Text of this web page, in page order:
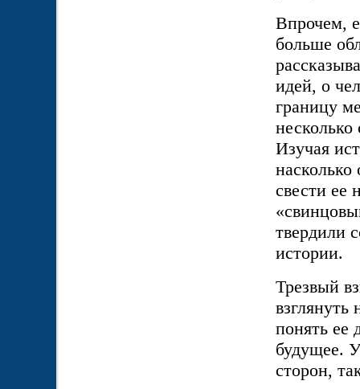
Впрочем,
больше
идей, о
границу
несколько
Изучая
свести ее
твердили
истории.
Трезвый
понять ее
будущее.
сторон,